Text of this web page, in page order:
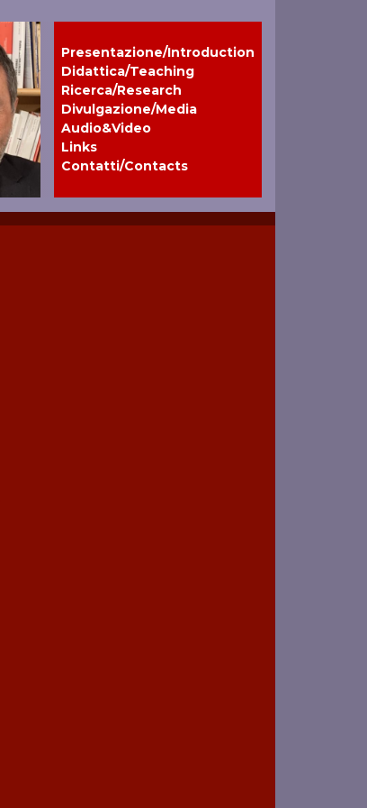
Presentazione/Introduction
Didattica/Teaching
Ricerca/Research
Divulgazione/Media
Audio&Video
Links
Contatti/Contacts